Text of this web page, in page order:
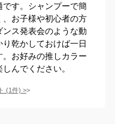
す。シャンプーで簡
お子様や初心者の方
ス発表会のような動
乾かしておけば一日
お好みの推しカラー
んでください。
(1件) >